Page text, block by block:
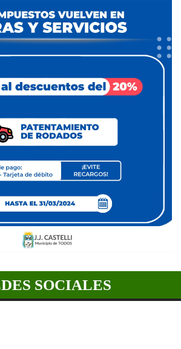
SOCIALES